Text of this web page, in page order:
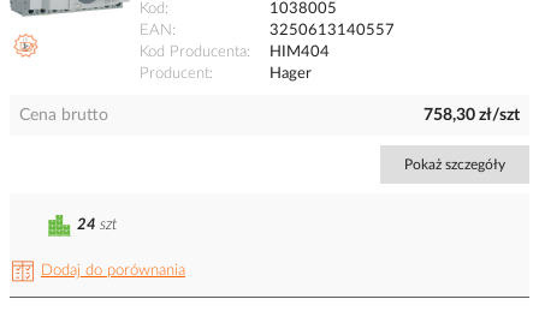
Kod
1038005
EAN
3250613140557
Kod Producenta
HIM404
Producent
Hager
Cena brutto 758,30 zł/szt
Pokaż szczegóły
Dodaj do porównania
24 szt